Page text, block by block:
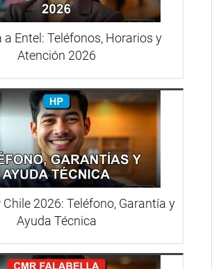
Entel: Teléfonos, Horarios y
Atención 2026
2026: Teléfono, Garantía y
Ayuda Técnica